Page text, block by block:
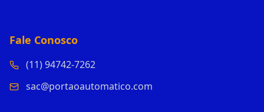
Fale Conosco
(11) 94742-7262
sac@portaoautomatico.com